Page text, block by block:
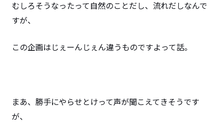
むしろそうなったって自然のことだし、流れだしなんで
すが、
この企画はじぇーんじぇん違うものですよって話。
まあ、勝手にやらせとけって声が聞こえてきそうです
が、